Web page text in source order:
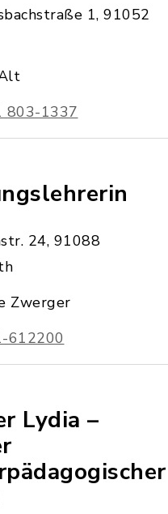
1, 91052
803-1337
24, 91088
Zwerger
612200
Lydia –